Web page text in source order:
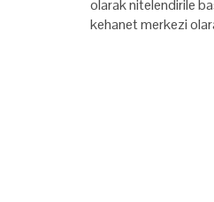
olarak nitelendirile
kehanet merkezi